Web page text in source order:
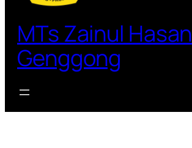
MTs Zainul Hasan
Genggong